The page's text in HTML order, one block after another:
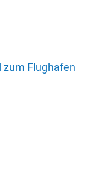
zum Flughafen